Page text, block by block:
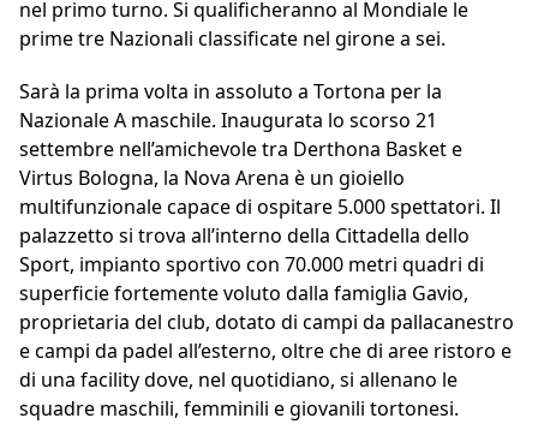
nel primo turno. Si qualificheranno al Mondiale le
prime tre Nazionali classificate nel girone a sei.
Sarà la prima volta in assoluto a Tortona per la
Nazionale A maschile. Inaugurata lo scorso 21
settembre nell’amichevole tra Derthona Basket e
Virtus Bologna, la Nova Arena è un gioiello
multifunzionale capace di ospitare 5.000 spettatori. Il
palazzetto si trova all’interno della Cittadella dello
Sport, impianto sportivo con 70.000 metri quadri di
superficie fortemente voluto dalla famiglia Gavio,
proprietaria del club, dotato di campi da pallacanestro
e campi da padel all’esterno, oltre che di aree ristoro e
di una facility dove, nel quotidiano, si allenano le
squadre maschili, femminili e giovanili tortonesi.